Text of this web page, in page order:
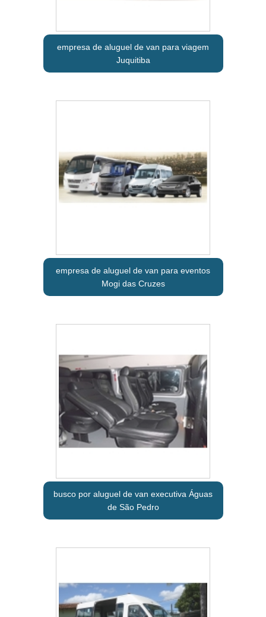
empresa de aluguel de van para viagem
Juquitiba
empresa de aluguel de van para eventos
Mogi das Cruzes
busco por aluguel de van executiva Águas
de São Pedro